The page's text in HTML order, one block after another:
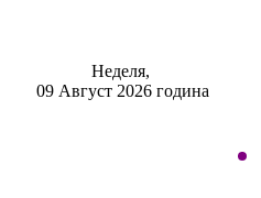
Неделя,
09 Август 2026 година